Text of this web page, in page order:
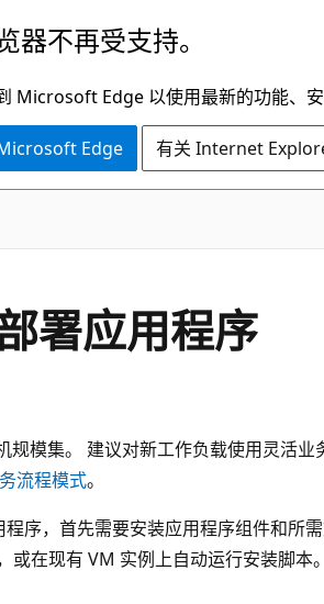
器不再受支持。
Microsoft Edge 以使用最新的功能、安
Edge 有关 Internet
署应用程序
模集。 建议对新工作负载使用灵活业
流程模式。
序，首先需要安装应用程序组件和所
在现有 VM 实例上自动运行安装脚本